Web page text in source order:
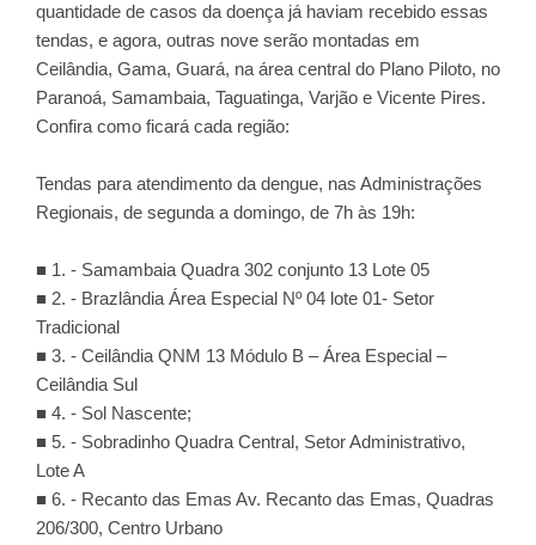
quantidade de casos da doença já haviam recebido essas
tendas, e agora, outras nove serão montadas em
Ceilândia, Gama, Guará, na área central do Plano Piloto, no
Paranoá, Samambaia, Taguatinga, Varjão e Vicente Pires.
Confira como ficará cada região:
Tendas para atendimento da dengue, nas Administrações
Regionais, de segunda a domingo, de 7h às 19h:
■ 1. - Samambaia Quadra 302 conjunto 13 Lote 05
■ 2. - Brazlândia Área Especial Nº 04 lote 01- Setor
Tradicional
■ 3. - Ceilândia QNM 13 Módulo B – Área Especial –
Ceilândia Sul
■ 4. - Sol Nascente;
■ 5. - Sobradinho Quadra Central, Setor Administrativo,
Lote A
■ 6. - Recanto das Emas Av. Recanto das Emas, Quadras
206/300, Centro Urbano